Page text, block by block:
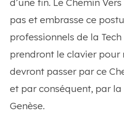
d’une fin. Le Chemin
pas et embrasse ce
professionnels de la
prendront le clavier pour
devront passer par ce
et par conséquent, par
Genèse.